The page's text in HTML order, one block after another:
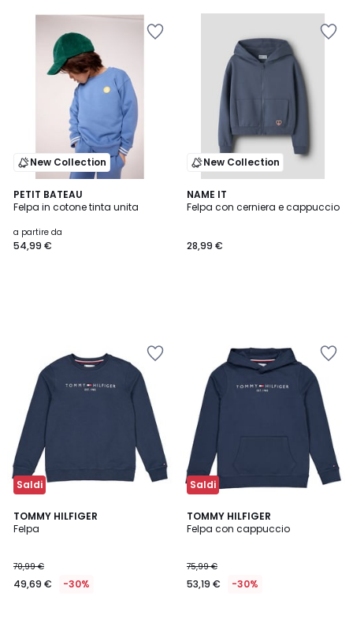
New Collection
PETIT BATEAU
Felpa in cotone tinta unita
a partire da
54,99 €
New Collection
NAME IT
Felpa con cerniera e cappuccio
28,99 €
Saldi
TOMMY HILFIGER
Felpa
70,99 €
49,69 € -30%
4,5
/ 5
Saldi
TOMMY HILFIGER
Felpa con cappuccio
75,99 €
53,19 € -30%
2
Colori